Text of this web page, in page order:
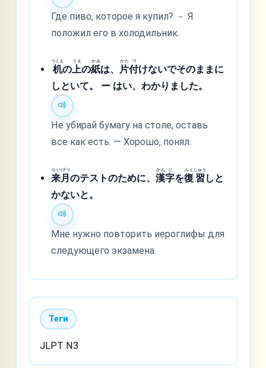
Где пиво, которое я купил? － Я
положил его в холодильник.
机
つくえ
の 上
うえ
の紙
かみ
は、 片
かた
付
づ
けないでそのままに
しといて。 ー はい、わかりました。
Не убирай бумагу на столе, оставь
все как есть. — Хорошо, понял.
来
らい
月
げつ
のテストのために、漢
かん
字
じ
を復
ふく
習
しゅう
しと
かないと。
Мне нужно повторить иероглифы для
следующего экзамена.
Теги
JLPT N3